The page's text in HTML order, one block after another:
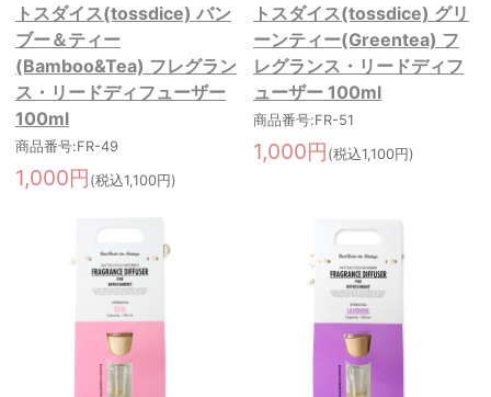
トスダイス(tossdice) バン
ブー＆ティー
(Bamboo&Tea) フレグラン
ス・リードディフューザー
100ml
商品番号:FR-49
1,000円 (税込1,100円)
トスダイス(tossdice) グリ
ーンティー(Greentea) フ
レグランス・リードディフ
ューザー 100ml
商品番号:FR-51
1,000円 (税込1,100円)